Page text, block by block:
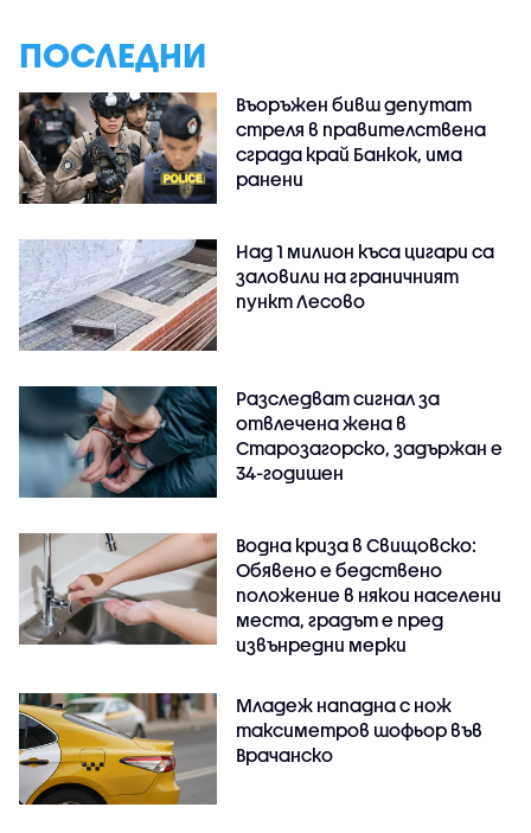
ПОСЛЕДНИ
Въоръжен бивш депутат
стреля в правителствена
сграда край Банкок, има
ранени
Над 1 милион къса цигари са
заловили на граничният
пункт Лесово
Разследват сигнал за
отвлечена жена в
Старозагорско, задържан е
34-годишен
Водна криза в Свищовско:
Обявено е бедствено
положение в някои населени
места, градът е пред
извънредни мерки
Младеж нападна с нож
таксиметров шофьор във
Врачанско